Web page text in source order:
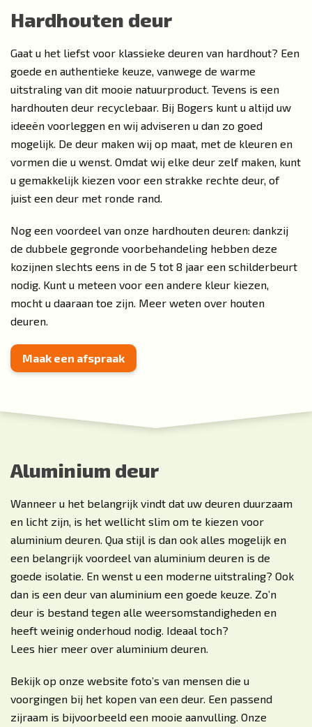
Hardhouten deur
Gaat u het liefst voor klassieke deuren van hardhout? Een
goede en authentieke keuze, vanwege de warme
uitstraling van dit mooie natuurproduct. Tevens is een
hardhouten deur recyclebaar. Bij Bogers kunt u altijd uw
ideeën voorleggen en wij adviseren u dan zo goed
mogelijk. De deur maken wij op maat, met de kleuren en
vormen die u wenst. Omdat wij elke deur zelf maken, kunt
u gemakkelijk kiezen voor een strakke rechte deur, of
juist een deur met ronde rand.
Nog een voordeel van onze hardhouten deuren: dankzij
de dubbele gegronde voorbehandeling hebben deze
kozijnen slechts eens in de 5 tot 8 jaar een schilderbeurt
nodig. Kunt u meteen voor een andere kleur kiezen,
mocht u daaraan toe zijn. Meer weten over houten
deuren.
Maak een afspraak
Aluminium deur
Wanneer u het belangrijk vindt dat uw deuren duurzaam
en licht zijn, is het wellicht slim om te kiezen voor
aluminium deuren. Qua stijl is dan ook alles mogelijk en
een belangrijk voordeel van aluminium deuren is de
goede isolatie. En wenst u een moderne uitstraling? Ook
dan is een deur van aluminium een goede keuze. Zo’n
deur is bestand tegen alle weersomstandigheden en
heeft weinig onderhoud nodig. Ideaal toch?
Lees hier meer over aluminium deuren.
Bekijk op onze website foto’s van mensen die u
voorgingen bij het kopen van een deur. Een passend
zijraam is bijvoorbeeld een mooie aanvulling. Onze